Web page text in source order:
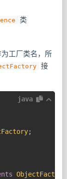
类
工厂类名，所
接
java
;
ObjectFactory